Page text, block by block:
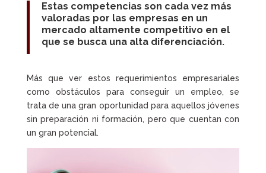
Estas competencias son cada vez más
valoradas por las empresas en un
mercado altamente competitivo en el
que se busca una alta diferenciación.
Más que ver estos requerimientos empresariales
como obstáculos para conseguir un empleo, se
trata de una gran oportunidad para aquellos jóvenes
sin preparación ni formación, pero que cuentan con
un gran potencial.